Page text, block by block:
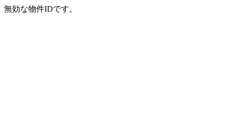
無効な物件IDです。